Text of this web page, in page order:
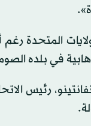
المتحدة
في بلده
رئيس